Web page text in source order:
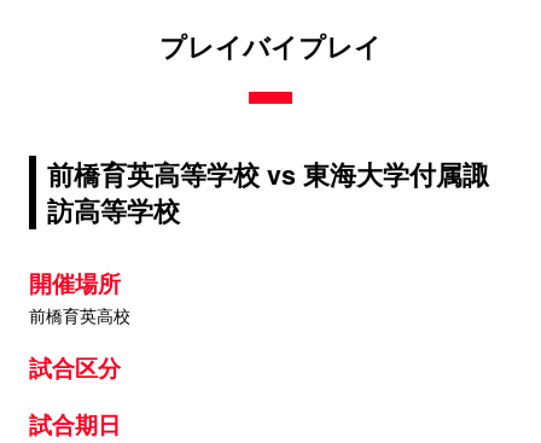
プレイバイプレイ
前橋育英高等学校 vs 東海大学付属諏
訪高等学校
開催場所
前橋育英高校
試合区分
試合期日